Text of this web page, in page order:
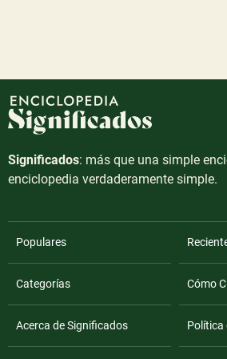
Significados: más que una simple
enciclopedia verdaderamente simple.
Populares
Categorías Cómo
Acerca de Significados Política